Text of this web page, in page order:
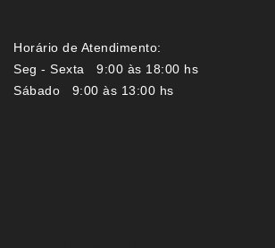
Horário de Atendimento:
Seg - Sexta 9:00 às 18:00 hs
Sábado 9:00 às 13:00 hs